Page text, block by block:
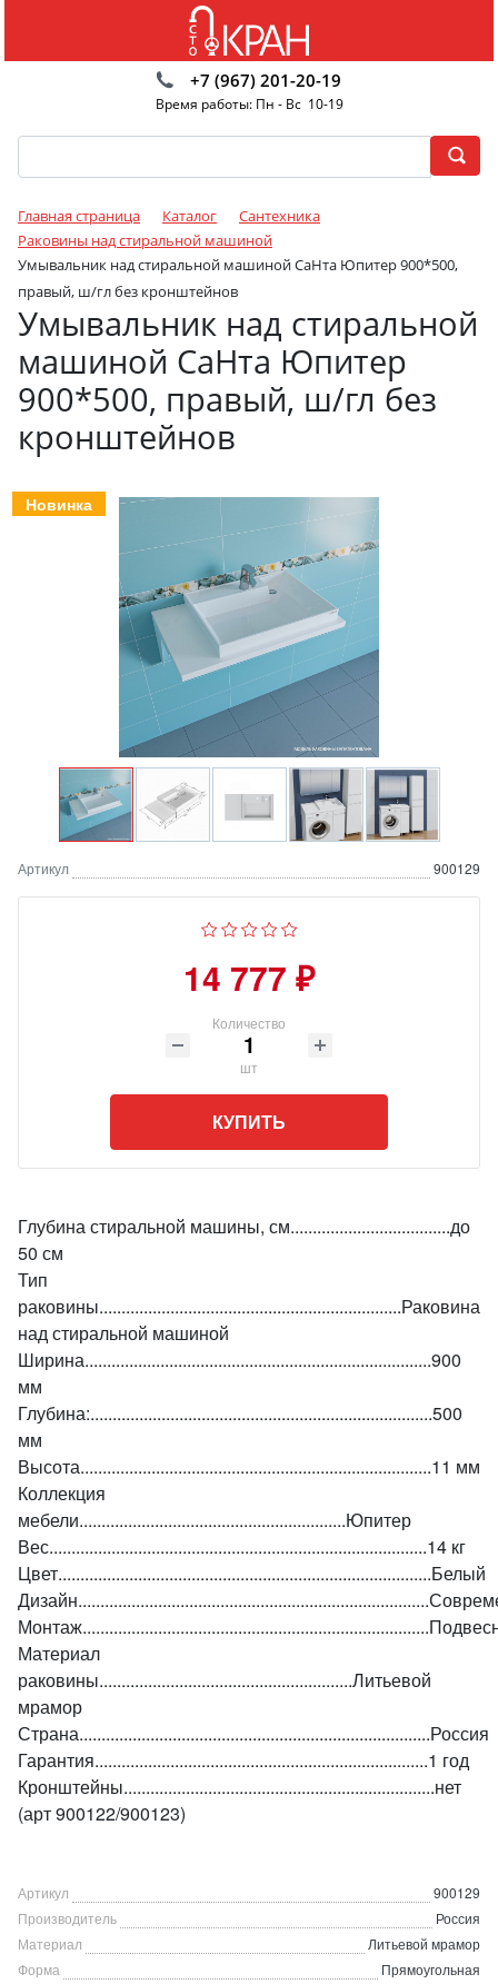
+7 (967) 201-20-19
Время работы: Пн - Вс 10-19
Главная страница Каталог
Сантехника
Раковины над стиральной машиной
Умывальник над стиральной машиной СаНта Юпитер 900*500,
правый, ш/гл без кронштейнов
Умывальник над стиральной
машиной СаНта Юпитер
900*500, правый, ш/гл без
кронштейнов
Новинка
Артикул 900129
14 777 ₽
Количество
шт
КУПИТЬ
Глубина стиральной машины, см....................................до
50 см
Тип
раковины....................................................................Раковина
над стиральной машиной
Ширина..............................................................................900
мм
Глубина:.............................................................................500
мм
Высота...............................................................................11 мм
Коллекция
мебели............................................................Юпитер
Вес.....................................................................................14 кг
Цвет....................................................................................Белый
Материал
раковины.........................................................Литьевой
мрамор
Страна...............................................................................Россия
Гарантия...........................................................................1 год
Кронштейны......................................................................нет
(арт 900122/900123)
Артикул
900129
Производитель
Россия
Материал
Литьевой мрамор
Форма
Прямоугольная